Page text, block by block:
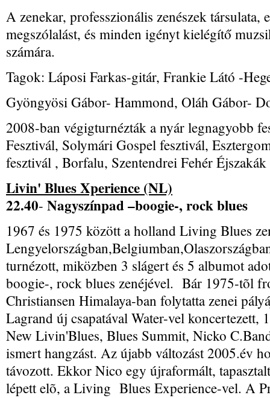
A zenekar, professzionális zenészek társulata,
megszólalást, és minden igényt kielégítő
számára.
Tagok: Láposi Farkas-gitár, Frankie Látó -
Gyöngyösi Gábor- Hammond, Oláh Gábor-
2008-ban végigturnézták a nyár legnagyobb
Fesztivál, Solymári Gospel fesztivál,
fesztivál , Borfalu, Szentendrei Fehér Éjszakák
Livin' Blues Xperience (NL)
22.40- Nagyszínpad –boogie-, rock blues
1967 és 1975 között a holland Living Blues
turnézott, miközben 3 slágert és 5 albumot
boogie-, rock blues zenéjével. Bár 1975-tõl
Christiansen Himalaya-ban folytatta zenei
Lagrand új csapatával Water-vel koncertezett,
New Livin'Blues, Blues Summit, Nicko
ismert hangzást. Az újabb változást 2005.év
távozott. Ekkor Nico egy újraformált,
lépett elõ, a Living Blues Experience-vel. A